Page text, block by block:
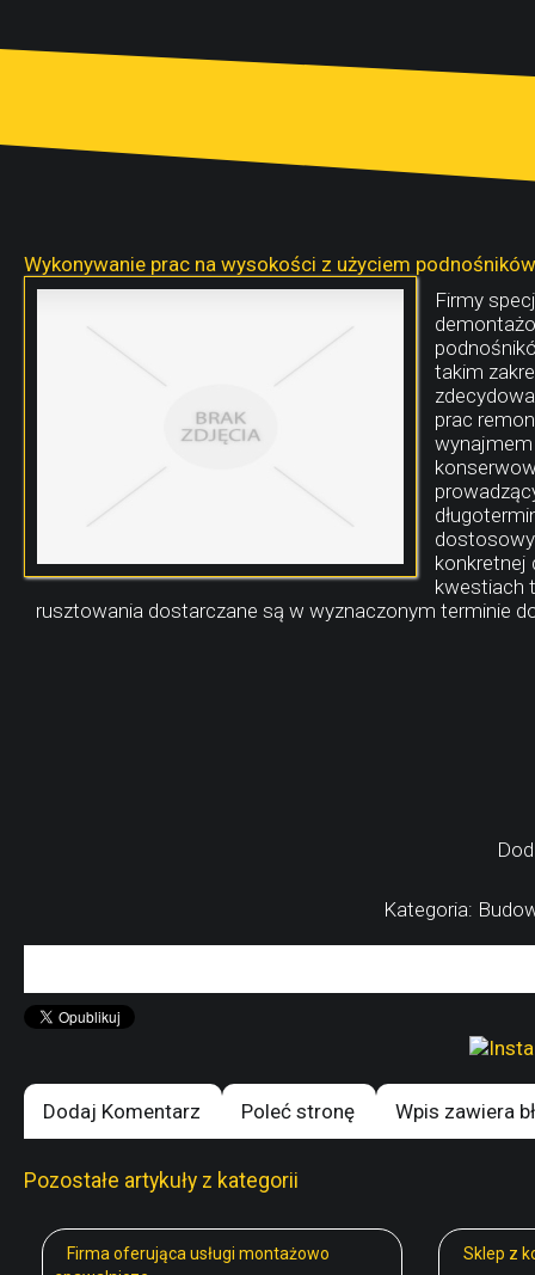
Wykonywanie prac na wysokości z użyciem podnośników
Firmy
takim
prac
wynajmem
konkretnej
kwestiach
rusztowania dostarczane są w wyznaczonym terminie
Kategoria:
Dodaj Komentarz Poleć stronę Wpis zawiera
Pozostałe artykuły z kategorii
Firma oferująca usługi montażowo
Sklep z